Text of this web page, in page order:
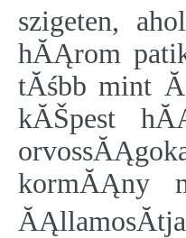
szigeten,
hĂĄrom
tĂśbb mint
kĂŠpest
kormĂĄny
ĂĄllamosĂ­tja